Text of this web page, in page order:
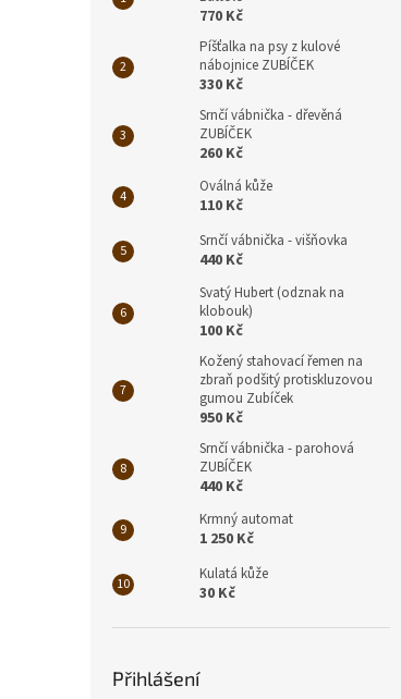
770 Kč
Píšťalka na psy z kulové
nábojnice ZUBÍČEK
330 Kč
Srnčí vábnička - dřevěná
ZUBÍČEK
260 Kč
Oválná kůže
110 Kč
Srnčí vábnička - višňovka
440 Kč
Svatý Hubert (odznak na
klobouk)
100 Kč
Kožený stahovací řemen na
zbraň podšitý protiskluzovou
gumou Zubíček
950 Kč
Srnčí vábnička - parohová
ZUBÍČEK
440 Kč
Krmný automat
1 250 Kč
Kulatá kůže
30 Kč
Přihlášení